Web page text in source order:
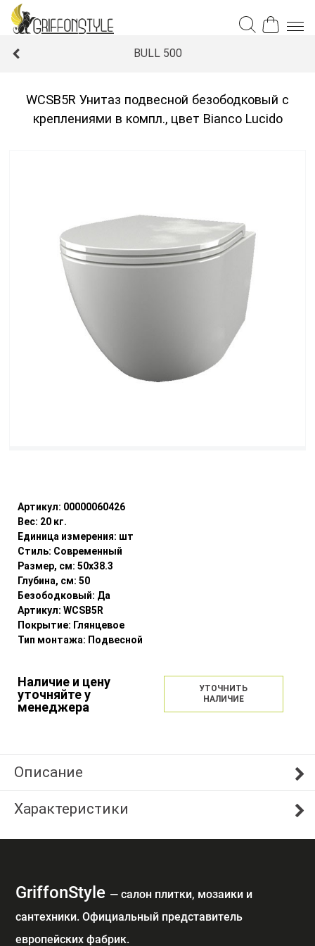
BULL 500
WCSB5R Унитаз подвесной безободковый с
креплениями в компл., цвет Bianco Lucido
Артикул: 00000060426
Вес: 20 кг.
Единица измерения: шт
Стиль: Современный
Размер, см: 50x38.3
Глубина, см: 50
Безободковый: Да
Артикул: WCSB5R
Покрытие: Глянцевое
Тип монтажа: Подвесной
Наличие и цену
уточняйте у
менеджера
УТОЧНИТЬ
НАЛИЧИЕ
Описание
Характеристики
GriffonStyle — cалон плитки, мозаики и
сантехники. Официальный представитель
европейских фабрик.